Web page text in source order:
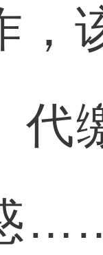
，
代